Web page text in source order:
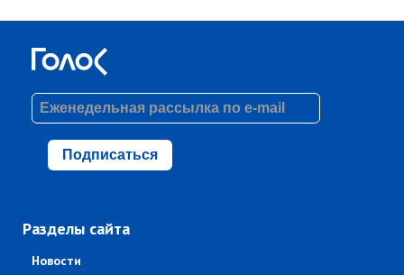
Подписаться
Разделы сайта
Новости